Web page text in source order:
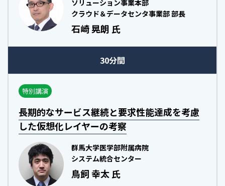
ソリューション事業本部
クラウド＆データセンタ事業部 部長
石崎 晃朗 氏
30分間
特別講演
長期的なサービス継続と要求性能達成を考慮
した仮想化レイヤーの考察
群馬大学医学部附属病院
システム統合センター
鳥飼 幸太 氏